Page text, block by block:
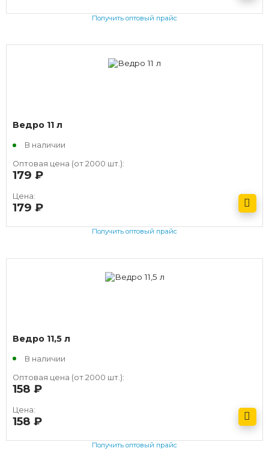
Получить оптовый прайс
Ведро 11 л
В наличии
Оптовая цена (от 2000 шт.):
179
Цена:
179
Получить оптовый прайс
Ведро 11,5 л
В наличии
Оптовая цена (от 2000 шт.):
158
Цена:
158
Получить оптовый прайс